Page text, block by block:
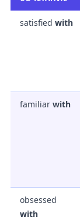
satisfied with
familiar with
obsessed
with